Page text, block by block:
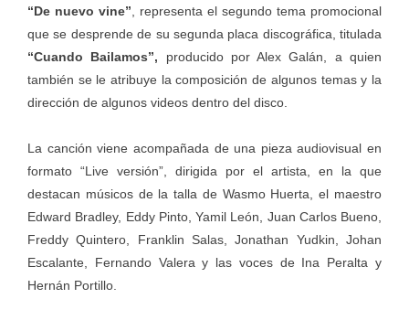
“De nuevo vine” , representa el segundo tema promocional
que se desprende de su segunda placa discográfica, titulada
“Cuando Bailamos”, producido por Alex Galán, a quien
también se le atribuye la composición de algunos temas y la
dirección de algunos videos dentro del disco.
La canción viene acompañada de una pieza audiovisual en
formato “Live versión”, dirigida por el artista, en la que
destacan músicos de la talla de Wasmo Huerta, el maestro
Edward Bradley, Eddy Pinto, Yamil León, Juan Carlos Bueno,
Freddy Quintero, Franklin Salas, Jonathan Yudkin, Johan
Escalante, Fernando Valera y las voces de Ina Peralta y
Hernán Portillo.